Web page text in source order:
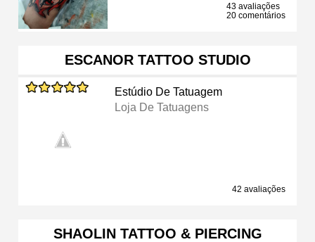
43 avaliações
20 comentários
ESCANOR TATTOO STUDIO
Estúdio De Tatuagem
Loja De Tatuagens
42 avaliações
SHAOLIN TATTOO & PIERCING